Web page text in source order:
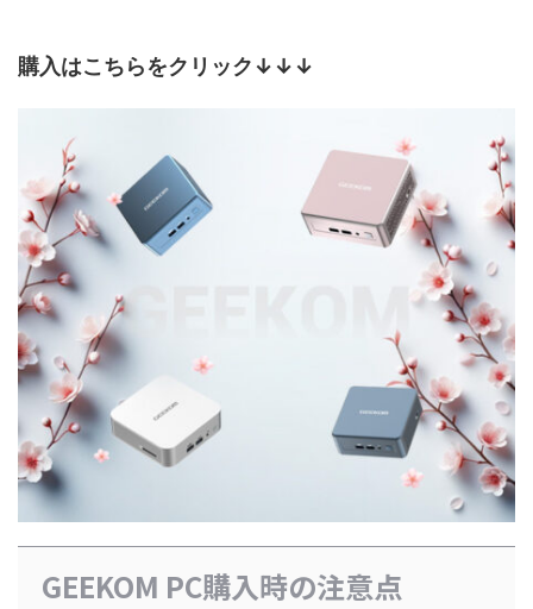
購入はこちらをクリック↓↓↓
GEEKOM PC購入時の注意点